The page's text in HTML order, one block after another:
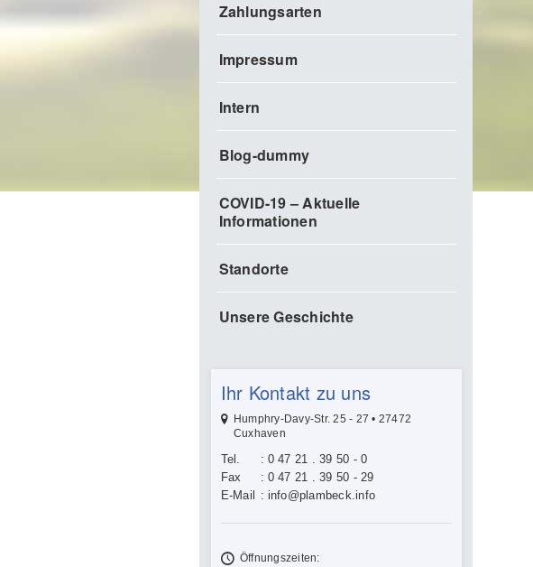
Zahlungsarten
Impressum
Intern
Blog-dummy
COVID-19 – Aktuelle
Informationen
Standorte
Unsere Geschichte
Ihr Kontakt zu uns
Humphry-Davy-Str. 25 - 27 • 27472
Cuxhaven
Tel. : 0 47 21 . 39 50 - 0
Fax
: 0 47 21 . 39 50 - 29
E-Mail : info@plambeck.info
Öffnungszeiten: